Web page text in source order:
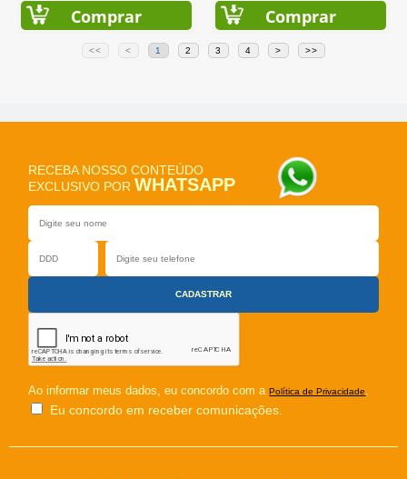
Comprar Comprar
<< < 1 2 3 4 > >>
RECEBA NOSSO CONTEÚDO
EXCLUSIVO POR WHATSAPP
Ao informar meus dados, eu concordo com aPolítica de Privacidade
Eu concordo em receber comunicações.